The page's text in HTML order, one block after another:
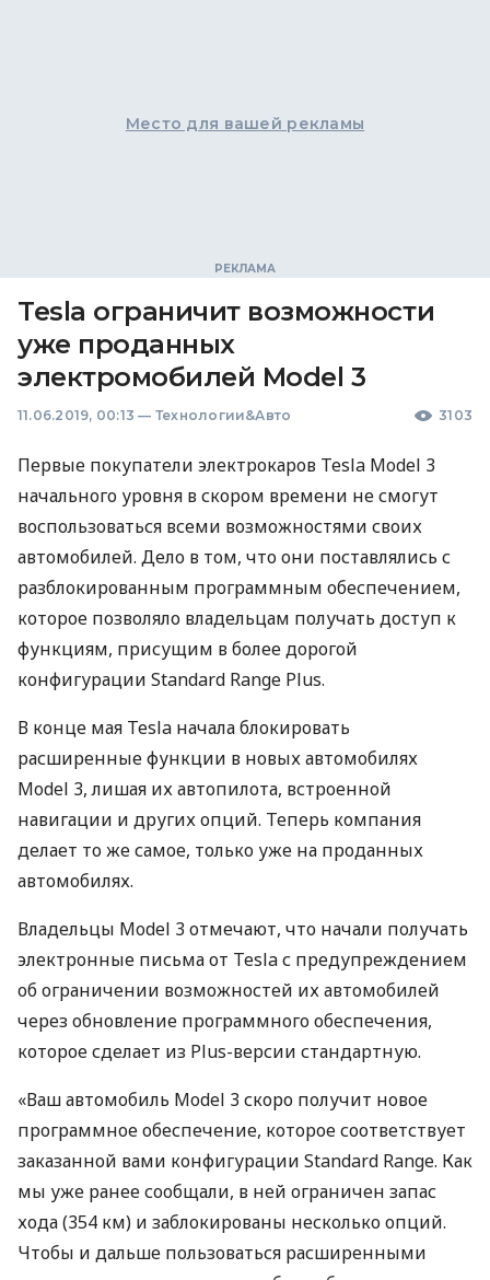
Место для вашей рекламы
Tesla ограничит возможности
уже проданных
электромобилей Model 3
11.06.2019, 00:13 — Технологии&Авто 3103
Первые покупатели электрокаров Tesla Model 3
начального уровня в скором времени не смогут
воспользоваться всеми возможностями своих
автомобилей. Дело в том, что они поставлялись с
разблокированным программным обеспечением,
которое позволяло владельцам получать доступ к
функциям, присущим в более дорогой
конфигурации Standard Range Plus.
В конце мая Tesla начала блокировать
расширенные функции в новых автомобилях
Model 3, лишая их автопилота, встроенной
навигации и других опций. Теперь компания
делает то же самое, только уже на проданных
автомобилях.
Владельцы Model 3 отмечают, что начали получать
электронные письма от Tesla с предупреждением
об ограничении возможностей их автомобилей
через обновление программного обеспечения,
которое сделает из Plus-версии стандартную.
«Ваш автомобиль Model 3 скоро получит новое
программное обеспечение, которое соответствует
заказанной вами конфигурации Standard Range. Как
мы уже ранее сообщали, в ней ограничен запас
хода (354 км) и заблокированы несколько опций.
Чтобы и дальше пользоваться расширенными